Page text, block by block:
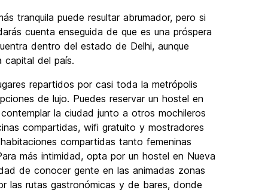
tranquila puede resultar abrumador, pero si
cuenta enseguida de que es una próspera
dentro del estado de Delhi, aunque
capital del país.
repartidos por casi toda la metrópolis
de lujo. Puedes reservar un hostel en
la ciudad junto a otros mochileros
compartidas, wifi gratuito y mostradores
compartidas tanto femeninas
más intimidad, opta por un hostel en Nueva
de conocer gente en las animadas zonas
las rutas gastronómicas y de bares, donde